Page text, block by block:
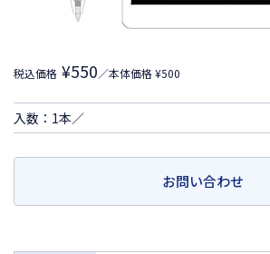
税込価格 ¥550／本体価格 ¥500
入数：1本／
お問い合わせ